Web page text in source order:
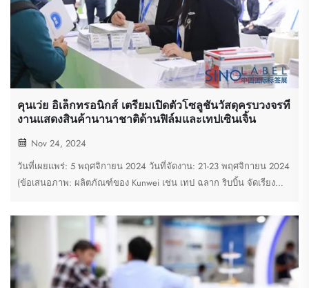
คุนเว่ย อิเล็กทรอนิกส์ เตรียมเปิดตัวโซลูชันวัสดุครบวงจรที่
งานแสดงสินค้านานาชาติด้านฟิล์มและเทปเซินเจิ้น
Nov 24, 2024
วันที่เผยแพร่: 5 พฤศจิกายน 2024 วันที่จัดงาน: 21-23 พฤศจิกายน 2024
(ข้อเสนอภาพ: ผลิตภัณฑ์ของ Kunwei เช่น เทป ฉลาก ริบบิ้น จัดเรียง